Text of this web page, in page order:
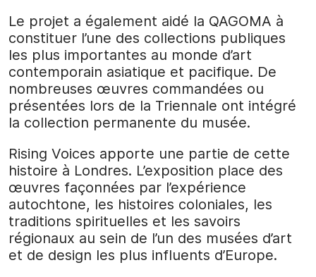
Le projet a également aidé la QAGOMA à
constituer l’une des collections publiques
les plus importantes au monde d’art
contemporain asiatique et pacifique. De
nombreuses œuvres commandées ou
présentées lors de la Triennale ont intégré
la collection permanente du musée.
Rising Voices apporte une partie de cette
histoire à Londres. L’exposition place des
œuvres façonnées par l’expérience
autochtone, les histoires coloniales, les
traditions spirituelles et les savoirs
régionaux au sein de l’un des musées d’art
et de design les plus influents d’Europe.